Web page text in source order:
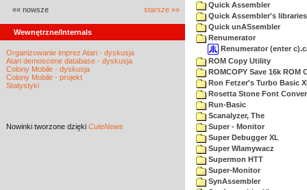
«« nowsze starsze »»
Wewnętrzne/Internals
Organizowanie imprez Atari - dyskusja
Atari demoscene database - dyskusja
Colony Mobile - dyskusja
Colony Mobile - projekt
Statystyki
Nowinki tworzone dzięki CuteNews
Quick Assembler
Quick Assembler's
Quick unASsembler
Renumerator
Renumerator (enter
ROM Copy Utility
ROMCOPY Save 16k ROM
Ron Fetzer's Turbo Basic
Rosetta Stone Font
Run-Basic
Scanalyzer, The
Super - Monitor
Super Debugger XL
Super Wlamywacz
Supermon HTT
Super-Monitor
SynAssembler